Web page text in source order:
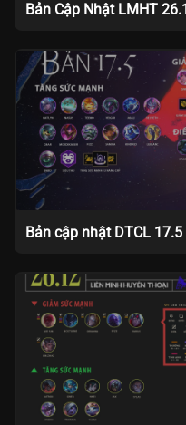
Bản Cập Nhật LMHT
Bản cập nhật DTCL